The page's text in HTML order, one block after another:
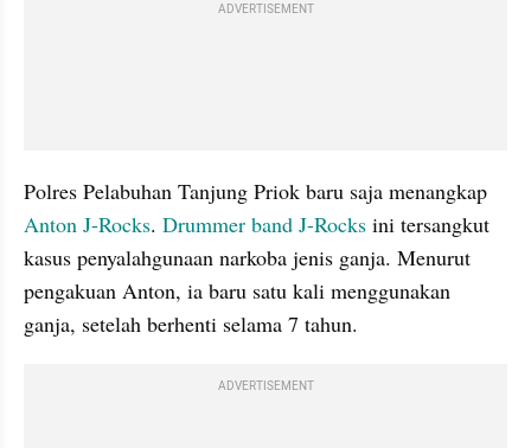
ADVERTISEMENT
Anton J-Rocks. Drummer band J-Rocks ini tersangkut
kasus penyalahgunaan narkoba jenis ganja. Menurut
pengakuan Anton, ia baru satu kali menggunakan
ganja, setelah berhenti selama 7 tahun.
ADVERTISEMENT